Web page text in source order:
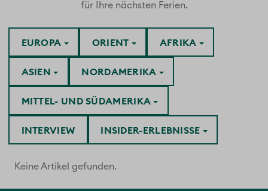
für Ihre nächsten Ferien.
AFRIKA
ASIEN
EUROPA
INSIDER-ERLEBNISSE
INTERVIEW
MITTEL- UND SÜDAMERIKA
NORDAMERIKA
ORIENT
Keine Artikel gefunden.